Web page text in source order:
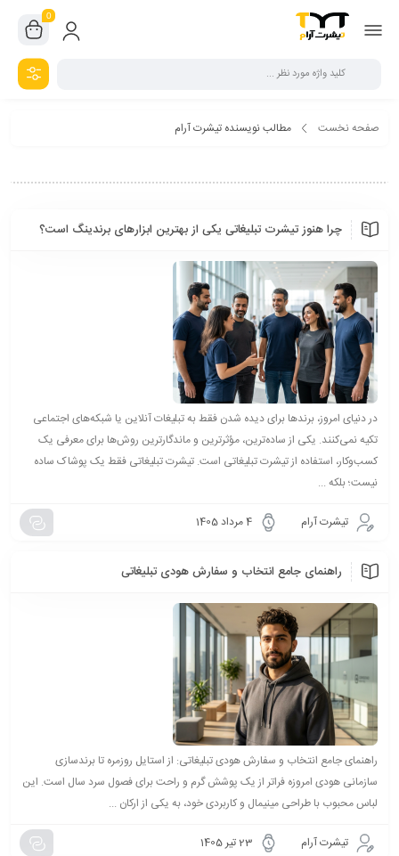
0
صفحه نخست مطالب نویسنده تیشرت آرام
چرا هنوز تیشرت تبلیغاتی یکی از بهترین ابزارهای برندینگ است؟
در دنیای امروز، برندها برای دیده شدن فقط به تبلیغات آنلاین یا شبکه‌های اجتماعی
تکیه نمی‌کنند. یکی از ساده‌ترین، مؤثرترین و ماندگارترین روش‌ها برای معرفی یک
کسب‌وکار، استفاده از تیشرت تبلیغاتی است. تیشرت تبلیغاتی فقط یک پوشاک ساده
نیست؛ بلکه ...
تیشرت آرام 4 مرداد 1405
راهنمای جامع انتخاب و سفارش هودی تبلیغاتی
راهنمای جامع انتخاب و سفارش هودی تبلیغاتی: از استایل روزمره تا برندسازی
سازمانی هودی امروزه فراتر از یک پوشش گرم و راحت برای فصول سرد سال است. این
لباس محبوب با طراحی مینیمال و کاربردی خود، به یکی از ارکان ...
تیشرت آرام 23 تیر 1405